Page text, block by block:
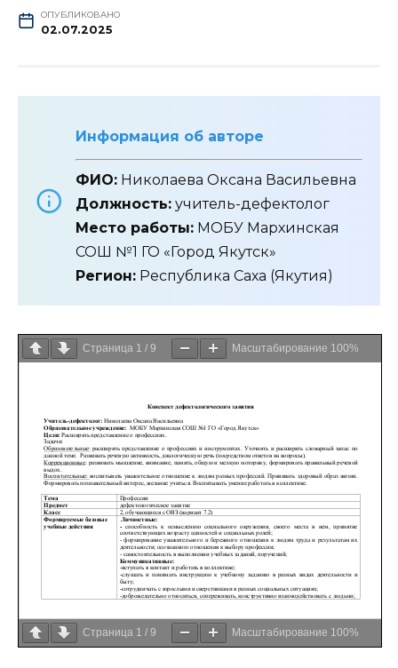
ОПУБЛИКОВАНО
02.07.2025
Информация об авторе
ФИО: Николаева Оксана Васильевна
Должность: учитель-дефектолог
Место работы: МОБУ Мархинская
СОШ №1 ГО «Город Якутск»
Регион: Республика Саха (Якутия)
Страница 1 / 9 Масштабирование 100%
Страница 1 / 9 Масштабирование 100%